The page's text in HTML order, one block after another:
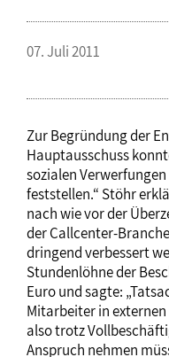
07. Juli 2011
Zur Begründung der
Hauptausschuss
sozialen
feststellen.“ Stöhr
nach wie vor der
der Callcenter-
dringend verbessert
Stundenlöhne der
Euro und sagte:
Mitarbeiter in externen
also trotz
Anspruch nehmen